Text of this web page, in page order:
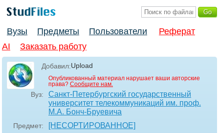
Вузы Предметы Пользователи
Реферат
AI
Заказать работу
Добавил:Upload
Опубликованный материал нарушает ваши авторские
права? Сообщите нам.
Вуз:
Санкт-Петербургский государственный
университет телекоммуникаций им. проф.
М.А. Бонч-Бруевича
Предмет: [НЕСОРТИРОВАННОЕ]